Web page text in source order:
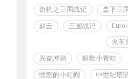
街机之三国战记 拿下三国
赵云 三国战记 Euro
火车
兴奋冲刺 解救小青蛙
愤怒的小红帽 中世纪塔